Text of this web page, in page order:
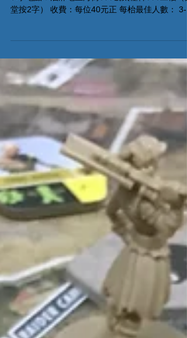
日期：2018年10月7日（星期日） 時間：下午3時
Fallout: The Board Game 2. 死亡寒冬 -...